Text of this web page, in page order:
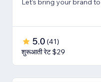
Let’s bring your brand
5.0 (41)
शुरूआती रेट $29